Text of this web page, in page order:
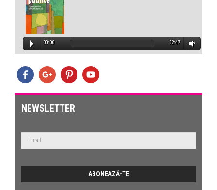
00:00 02:47
NEWSLETTER